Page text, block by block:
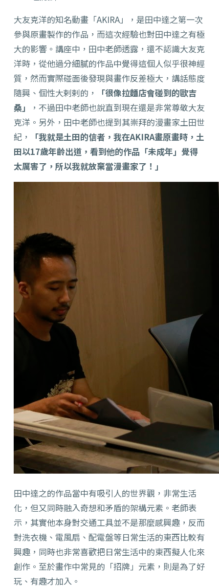
大友克洋的知名動畫「AKIRA」，是田中達之第一次
參與原畫製作的作品，而這次經驗也對田中達之有極
大的影響。講座中，田中老師透露，還不認識大友克
洋時，從他過分細膩的作品中覺得這個人似乎很神經
質，然而實際碰面後發現與畫作反差極大，講話態度
隨興、個性大剌剌的，
「很像拉麵店會碰到的歐吉
桑」
，不過田中老師也說直到現在還是非常尊敬大友
克洋。另外，田中老師也提到其崇拜的漫畫家土田世
紀，
「我就是土田的信者，我在AKIRA畫原畫時，土
田以17歲年齡出道，看到他的作品「未成年」覺得
太厲害了，所以我就放棄當漫畫家了！」
田中達之的作品當中有吸引人的世界觀，非常生活
化，但又同時融入奇想和矛盾的架構元素。老師表
示，其實他本身對交通工具並不是那麼感興趣，反而
對洗衣機、電風扇、配電盤等日常生活的東西比較有
興趣，同時也非常喜歡把日常生活中的東西擬人化來
創作。至於畫作中常見的「招牌」元素，則是為了好
玩、有趣才加入。